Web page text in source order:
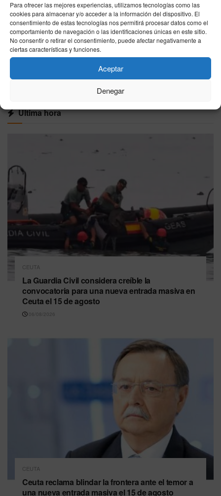
Para ofrecer las mejores experiencias, utilizamos tecnologías como las
cookies para almacenar y/o acceder a la información del dispositivo. El
consentimiento de estas tecnologías nos permitirá procesar datos como el
comportamiento de navegación o las identificaciones únicas en este sitio.
No consentir o retirar el consentimiento, puede afectar negativamente a
ciertas características y funciones.
Aceptar
Denegar
Las llegadas irregulares a Ceuta crecen un
164% en 2026, sin contar la entrada masiva de
finales de julio
06/08/2026
Última hora
CEUTA
La Guardia Civil considera creíble la
convocatoria para una nueva entrada masiva en
Ceuta el 15 de agosto
06/08/2026
CEUTA
Ceuta reclama blindar la frontera ante el temor a
una nueva entrada masiva el 15 de agosto